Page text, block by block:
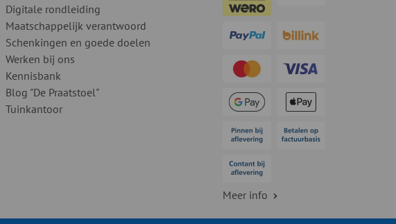
Digitale rondleiding
Maatschappelijk verantwoord
Schenkingen en goede doelen
Werken bij ons
Kennisbank
Blog "De Praatstoel"
Tuinkantoor
Meer info